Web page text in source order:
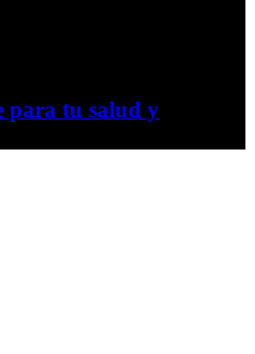
para tu salud y